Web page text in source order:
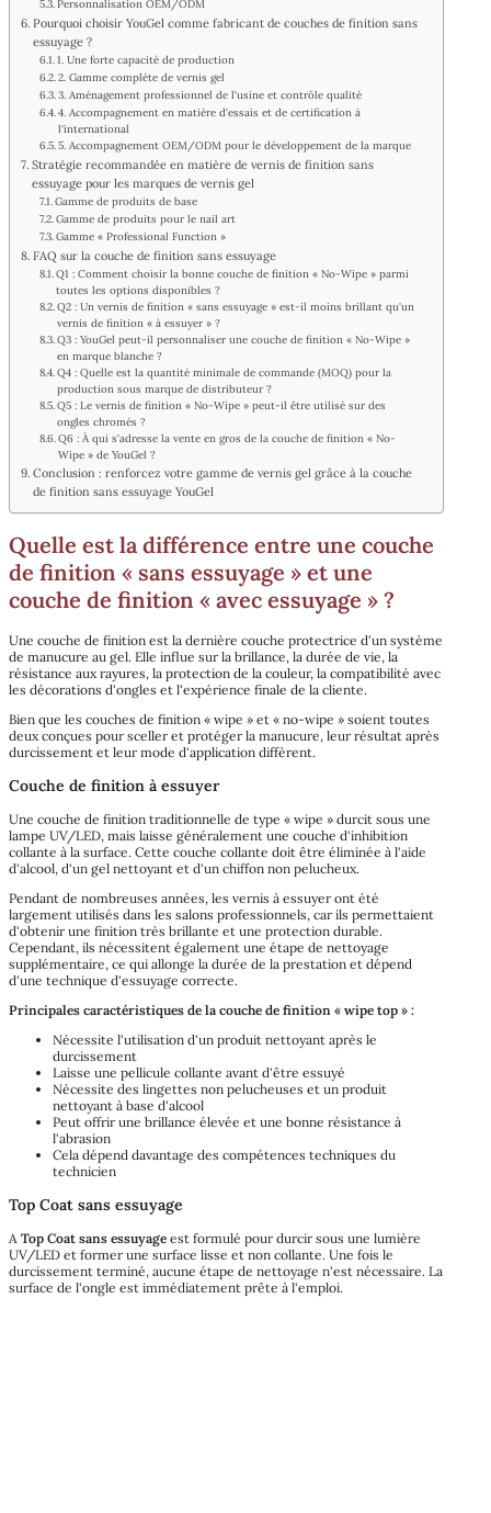
Personnalisation OEM/ODM
Pourquoi choisir YouGel comme fabricant de couches de finition sans
essuyage ?
1. Une forte capacité de production
2. Gamme complète de vernis gel
3. Aménagement professionnel de l'usine et contrôle qualité
4. Accompagnement en matière d'essais et de certification à
l'international
5. Accompagnement OEM/ODM pour le développement de la marque
Stratégie recommandée en matière de vernis de finition sans
essuyage pour les marques de vernis gel
Gamme de produits de base
Gamme de produits pour le nail art
Gamme « Professional Function »
FAQ sur la couche de finition sans essuyage
Q1 : Comment choisir la bonne couche de finition « No-Wipe » parmi
toutes les options disponibles ?
Q2 : Un vernis de finition « sans essuyage » est-il moins brillant qu'un
vernis de finition « à essuyer » ?
Q3 : YouGel peut-il personnaliser une couche de finition « No-Wipe »
en marque blanche ?
Q4 : Quelle est la quantité minimale de commande (MOQ) pour la
production sous marque de distributeur ?
Q5 : Le vernis de finition « No-Wipe » peut-il être utilisé sur des
ongles chromés ?
Q6 : À qui s'adresse la vente en gros de la couche de finition « No-
Wipe » de YouGel ?
Conclusion : renforcez votre gamme de vernis gel grâce à la couche
de finition sans essuyage YouGel
Quelle est la différence entre une couche
de finition « sans essuyage » et une
couche de finition « avec essuyage » ?
Une couche de finition est la dernière couche protectrice d'un système
de manucure au gel. Elle influe sur la brillance, la durée de vie, la
résistance aux rayures, la protection de la couleur, la compatibilité avec
les décorations d'ongles et l'expérience finale de la cliente.
Bien que les couches de finition « wipe » et « no-wipe » soient toutes
deux conçues pour sceller et protéger la manucure, leur résultat après
durcissement et leur mode d'application diffèrent.
Couche de finition à essuyer
Une couche de finition traditionnelle de type « wipe » durcit sous une
lampe UV/LED, mais laisse généralement une couche d'inhibition
collante à la surface. Cette couche collante doit être éliminée à l'aide
d'alcool, d'un gel nettoyant et d'un chiffon non pelucheux.
Pendant de nombreuses années, les vernis à essuyer ont été
largement utilisés dans les salons professionnels, car ils permettaient
d'obtenir une finition très brillante et une protection durable.
Cependant, ils nécessitent également une étape de nettoyage
supplémentaire, ce qui allonge la durée de la prestation et dépend
d'une technique d'essuyage correcte.
Principales caractéristiques de la couche de finition « wipe top » :
Nécessite l'utilisation d'un produit nettoyant après le
durcissement
Laisse une pellicule collante avant d'être essuyé
Nécessite des lingettes non pelucheuses et un produit
nettoyant à base d'alcool
Peut offrir une brillance élevée et une bonne résistance à
l'abrasion
Cela dépend davantage des compétences techniques du
technicien
Top Coat sans essuyage
A Top Coat sans essuyage est formulé pour durcir sous une lumière
UV/LED et former une surface lisse et non collante. Une fois le
durcissement terminé, aucune étape de nettoyage n'est nécessaire. La
surface de l'ongle est immédiatement prête à l'emploi.